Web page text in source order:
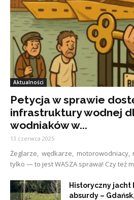
Aktualności
Petycja w sprawie
infrastruktury wodnej
wodniaków w...
13 czerwca 2025
Żeglarze, wędkarze,
tylko — to jest WASZA sprawa! Czy też
Historyczny
absurdy –